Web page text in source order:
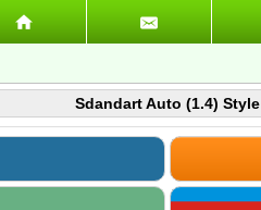
Sdandart Auto (1.4) Style